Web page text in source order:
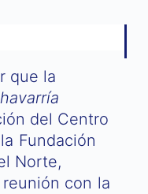
que la
del Centro
Fundación
Norte,
con la